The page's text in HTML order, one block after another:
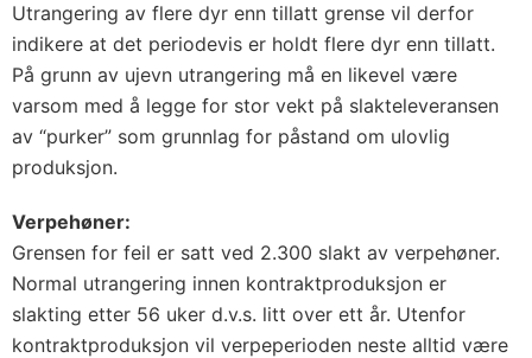
Utrangering av flere dyr enn tillatt grense vil derfor
indikere at det periodevis er holdt flere dyr enn tillatt.
På grunn av ujevn utrangering må en likevel være
varsom med å legge for stor vekt på slakteleveransen
av “purker” som grunnlag for påstand om ulovlig
produksjon.
Verpehøner:
Grensen for feil er satt ved 2.300 slakt av verpehøner.
Normal utrangering innen kontraktproduksjon er
slakting etter 56 uker d.v.s. litt over ett år. Utenfor
kontraktproduksjon vil verpeperioden neste alltid være